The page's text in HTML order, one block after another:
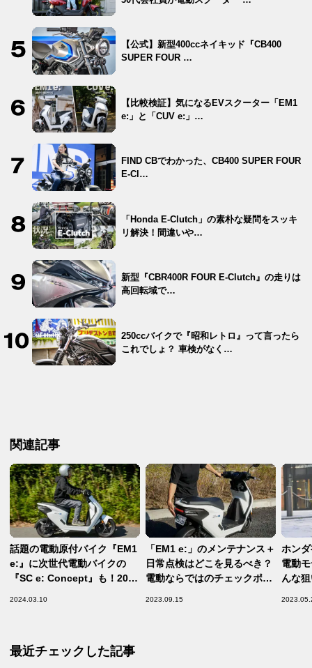
【公式】新型400ccネイキッド『CB400
SUPER FOUR …
【比較検証】気になるEVスクーター「EM1
e:」と「CUV e:」…
FIND CBでわかった、CB400 SUPER FOUR
E-Cl…
「Honda E-Clutch」の素朴な疑問をスッキ
リ解決！間違いや…
新型『CBR400R FOUR E-Clutch』の走りは
高回転域で…
250ccバイクで『昭和レトロ』って言ったら
これでしょ？ 車検がなく…
関連記事
話題の電動原付バイク『EM1
e:』に次世代電動バイクの
『SC e: Concept』も！2024
2024.03.10
「EM1 e:」のメンテナンス＋
日常点検はどこを見るべき？
電動ならではのチェックポイ
2023.09.15
ホン
電動
んな
最近チェックした記事